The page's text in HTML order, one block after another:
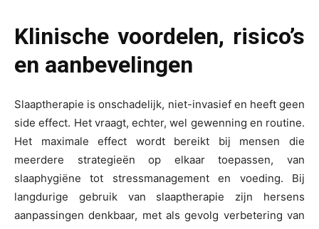
Klinische voordelen, risico’s
en aanbevelingen
Slaaptherapie is onschadelijk, niet-invasief en heeft geen
side effect. Het vraagt, echter, wel gewenning en routine.
Het maximale effect wordt bereikt bij mensen die
meerdere strategieën op elkaar toepassen, van
slaaphygiëne tot stressmanagement en voeding. Bij
langdurige gebruik van slaaptherapie zijn hersens
aanpassingen denkbaar, met als gevolg verbetering van